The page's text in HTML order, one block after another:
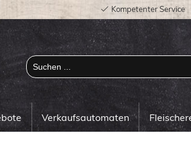
Kompetenter Service
Verkaufsautomaten